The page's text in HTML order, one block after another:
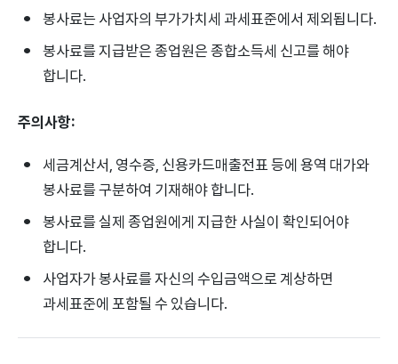
봉사료는 사업자의 부가가치세 과세표준에서 제외됩니다.
봉사료를 지급받은 종업원은 종합소득세 신고를 해야
합니다.
주의사항:
세금계산서, 영수증, 신용카드매출전표 등에 용역 대가와
봉사료를 구분하여 기재해야 합니다.
봉사료를 실제 종업원에게 지급한 사실이 확인되어야
합니다.
사업자가 봉사료를 자신의 수입금액으로 계상하면
과세표준에 포함될 수 있습니다.